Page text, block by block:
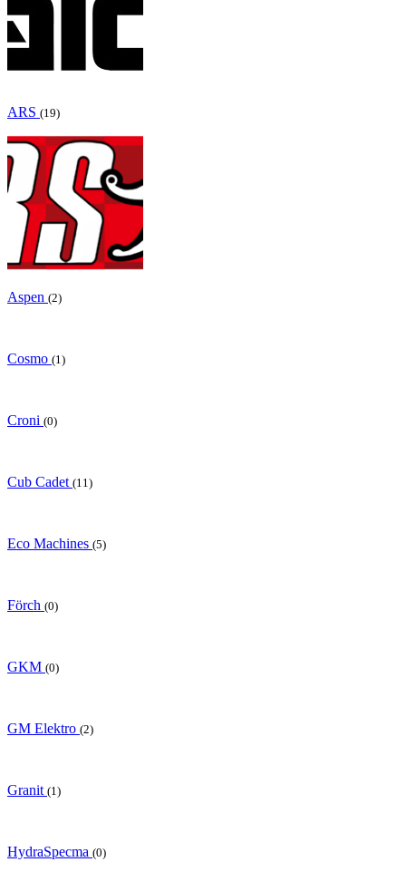
ARS (19)
Aspen (2)
Cosmo (1)
Croni (0)
Cub Cadet (11)
Eco Machines (5)
Förch (0)
GKM (0)
GM Elektro (2)
Granit (1)
HydraSpecma (0)